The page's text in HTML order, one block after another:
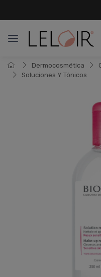
Dermocosmética
Soluciones Y Tónicos